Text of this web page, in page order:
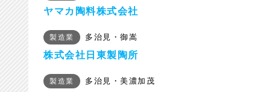
ヤマカ陶料株式会社
製造業 多治見・御嵩
株式会社日東製陶所
製造業 多治見・美濃加茂